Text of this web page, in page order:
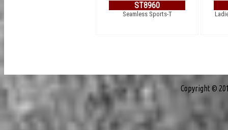
ST8960
Seamless Sports-T
Copyright ©